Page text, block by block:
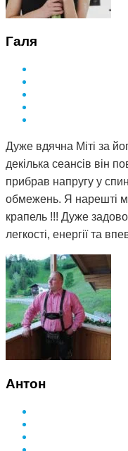
Галя
Дуже вдячна Міті за
декілька сеансів він
прибрав напругу у
обмежень. Я нарешті
крапель !!! Дуже
легкості, енергії та
Антон